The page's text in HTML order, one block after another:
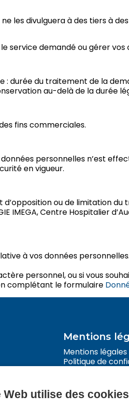
les divulguera à des tiers à
service demandé ou gérer vos
durée du traitement de la
au-delà de la durée
fins commerciales.
personnelles n’est
en vigueur.
d’opposition ou de limitation
IMEGA, Centre Hospitalier
à vos données personnelles.
personnel, ou si vous
complétant le formulaire
Mentions
Mentions légales
Politique de
Web utilise des cookies